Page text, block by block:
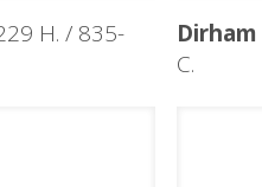
H. / 835-
Dirham
C.